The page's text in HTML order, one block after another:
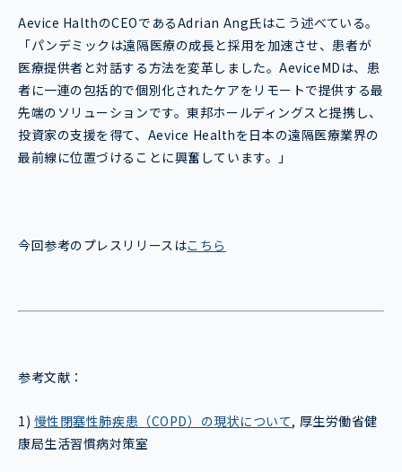
Aevice HalthのCEOであるAdrian Ang氏はこう述べている。
「パンデミックは遠隔医療の成長と採用を加速させ、患者が
医療提供者と対話する方法を変革しました。AeviceMDは、患
者に一連の包括的で個別化されたケアをリモートで提供する最
先端のソリューションです。東邦ホールディングスと提携し、
投資家の支援を得て、Aevice Healthを日本の遠隔医療業界の
最前線に位置づけることに興奮しています。」
今回参考のプレスリリースはこちら
参考文献：
1) 慢性閉塞性肺疾患（COPD）の現状について, 厚生労働省健
康局生活習慣病対策室